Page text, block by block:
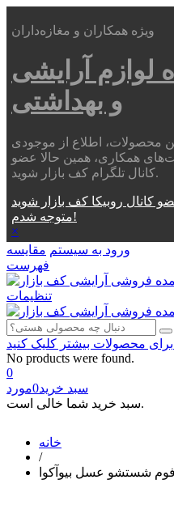
ویژه همکاران و مغازه‌داران
لوازم آرایشی
و بهداشتی
محصولات، اطلاع از موجودی
همکاری، همین حالا عضو
کانال تلگرام کف بازار شوید.
کانال روبیکا کف بازار شوید
متوجه شدم!
×
ورود به سیستم مقایسه
فهرست
تنظیمات
No products were found.
0
سبد خرید0مورد
سبد خرید شما خالی است.
خانه
/
فوم شستشو عسل بیوآکوا